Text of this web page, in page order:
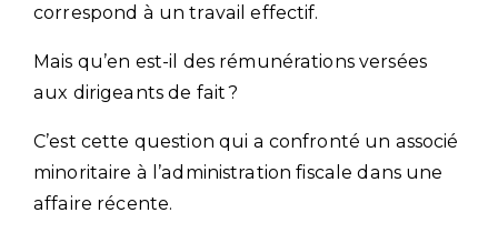
correspond à un travail effectif.
Mais qu’en est-il des rémunérations versées
aux dirigeants de fait ?
C’est cette question qui a confronté un associé
minoritaire à l’administration fiscale dans une
affaire récente.